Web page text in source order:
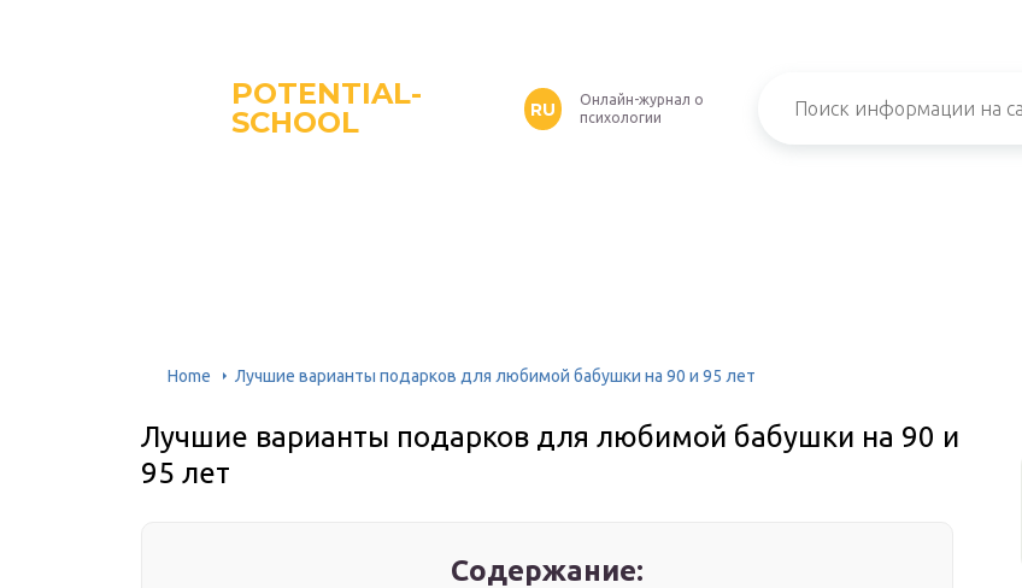
POTENTIAL-
SCHOOL
RU
Онлайн-журнал о
психологии
Home Лучшие варианты подарков для любимой бабушки на 90 и 95 лет
Лучшие варианты подарков для любимой бабушки на 90 и
95 лет
Содержание: